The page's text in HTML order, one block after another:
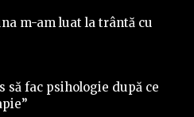
m-am luat la trântă cu
să fac psihologie după ce